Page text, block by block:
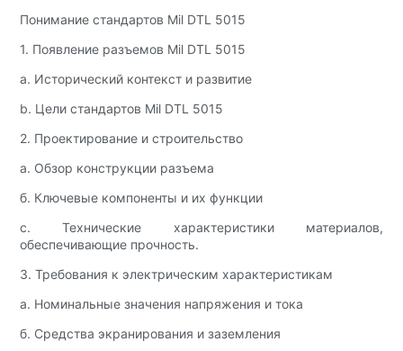
Понимание стандартов Mil DTL 5015
1. Появление разъемов Mil DTL 5015
а. Исторический контекст и развитие
b. Цели стандартов Mil DTL 5015
2. Проектирование и строительство
а. Обзор конструкции разъема
б. Ключевые компоненты и их функции
c. Технические характеристики материалов,
обеспечивающие прочность.
3. Требования к электрическим характеристикам
а. Номинальные значения напряжения и тока
б. Средства экранирования и заземления